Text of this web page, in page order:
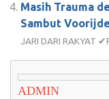
Masih Trauma
Sambut
JARI DARI RAKYAT
ADMIN